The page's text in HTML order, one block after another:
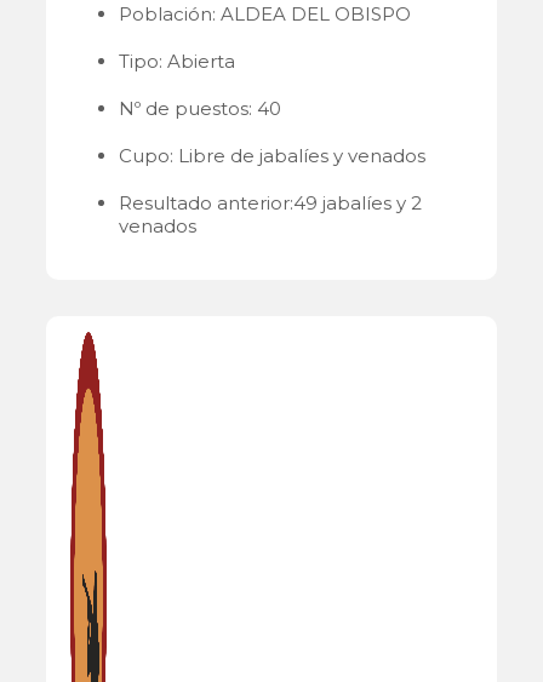
Población: ALDEA DEL OBISPO
Tipo: Abierta
Nº de puestos: 40
Cupo: Libre de jabalíes y venados
Resultado anterior:49 jabalíes y 2
venados